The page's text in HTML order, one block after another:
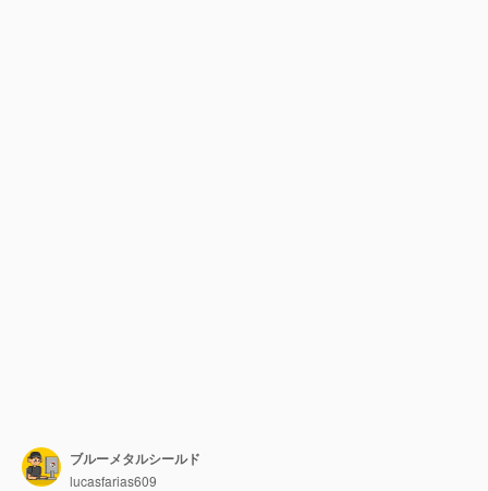
ブルーメタルシールド
lucasfarias609